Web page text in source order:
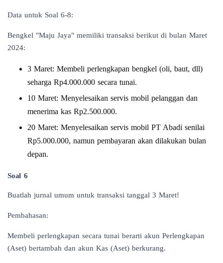
Data untuk Soal 6-8:
Bengkel "Maju Jaya" memiliki transaksi berikut di bulan Maret
2024:
3 Maret: Membeli perlengkapan bengkel (oli, baut, dll)
seharga Rp4.000.000 secara tunai.
10 Maret: Menyelesaikan servis mobil pelanggan dan
menerima kas Rp2.500.000.
20 Maret: Menyelesaikan servis mobil PT Abadi senilai
Rp5.000.000, namun pembayaran akan dilakukan bulan
depan.
Soal 6
Buatlah jurnal umum untuk transaksi tanggal 3 Maret!
Pembahasan:
Membeli perlengkapan secara tunai berarti akun Perlengkapan
(Aset) bertambah dan akun Kas (Aset) berkurang.